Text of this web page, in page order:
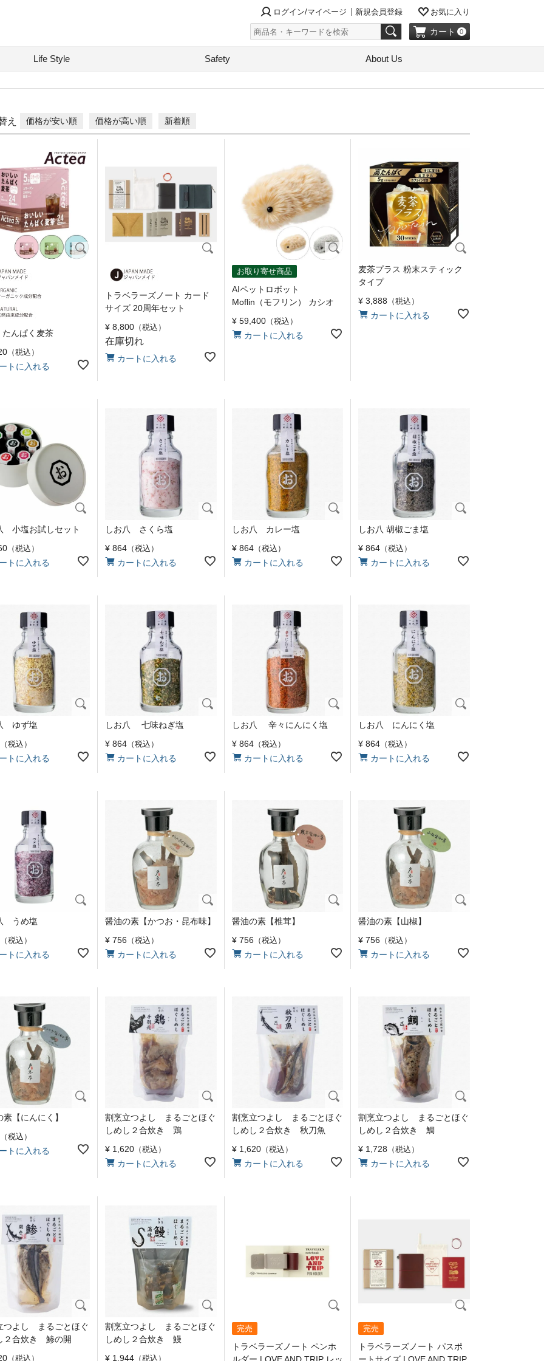
ログイン/マイページ 新規会員登録 お気に入り
カート 0
Life Style Safety About Us
え 価格が安い順 価格が高い順 新着順
たんぱく麦茶
税込
トに入れる
トラベラーズノート カード
サイズ 20周年セット
¥ 8,800 税込
在庫切れ
カートに入れる
お取り寄せ商品
AIペットロボット
Moflin（モフリン） カシオ
¥ 59,400 税込
カートに入れる
麦茶プラス 粉末スティック
タイプ
¥ 3,888 税込
カートに入れる
小塩お試しセット
税込
トに入れる
しお八 さくら塩
¥ 864 税込
カートに入れる
しお八 カレー塩
¥ 864 税込
カートに入れる
しお八 胡椒ごま塩
¥ 864 税込
カートに入れる
ゆず塩
税込
トに入れる
しお八 七味ねぎ塩
¥ 864 税込
カートに入れる
しお八 辛々にんにく塩
¥ 864 税込
カートに入れる
しお八 にんにく塩
¥ 864 税込
カートに入れる
うめ塩
税込
トに入れる
醤油の素【かつお・昆布味】
¥ 756 税込
カートに入れる
醤油の素【椎茸】
¥ 756 税込
カートに入れる
醤油の素【山椒】
¥ 756 税込
カートに入れる
素【にんにく】
税込
トに入れる
割烹立つよし まるごとほぐ
しめし２合炊き 鶏
¥ 1,620 税込
カートに入れる
割烹立つよし まるごとほぐ
しめし２合炊き 秋刀魚
¥ 1,620 税込
カートに入れる
割烹立つよし まるごとほぐ
しめし２合炊き 鯛
¥ 1,728 税込
カートに入れる
つよし まるごとほぐ
２合炊き 鯵の開
税込
割烹立つよし まるごとほぐ
しめし２合炊き 鰻
¥ 1,944 税込
完売
トラベラーズノート ペンホ
ルダー LOVE AND TRIP レッ
完売
トラベラーズノート パスポ
ートサイズ LOVE AND TRIP